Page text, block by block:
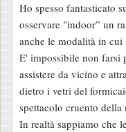
s
s
a
g
g
i
o
Ho spesso fantasticato
osservare "indoor” un
anche le modalità in
E' impossibile non farsi
assistere da vicino e
dietro i vetri del
spettacolo cruento della
In realtà sappiamo che